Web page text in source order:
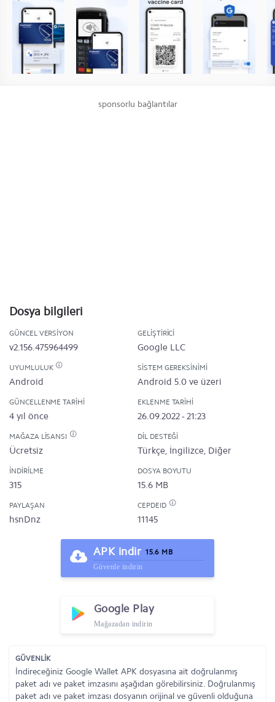
sponsorlu bağlantılar
Dosya bilgileri
GÜNCEL VERSIYON
v2.156.475964499
GELIŞTIRICI
Google LLC
UYUMLULUK
Android
SISTEM GEREKSINIMI
Android 5.0 ve üzeri
GÜNCELLENME TARIHI
4 yıl önce
EKLENME TARIHI
26.09.2022 - 21:23
MAĞAZA LISANSI
Ücretsiz
DIL DESTEĞI
Türkçe, İngilizce, Diğer
İNDIRILME
315
DOSYA BOYUTU
15.6 MB
PAYLAŞAN
hsnDnz
CEPDEID
11145
APK indir 15.6 MB
Güvenle indirin
Google Play
Mağazadan indirin
GÜVENLİK
İndireceğiniz Google Wallet APK dosyasına ait doğrulanmış
paket adı ve paket imzasını aşağıdan görebilirsiniz. Doğrulanmış
paket adı ve paket imzası dosyanın orijinal ve güvenli olduğuna